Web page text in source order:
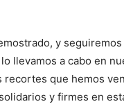
y
llevamos a cabo en
recortes que hemos
y firmes en